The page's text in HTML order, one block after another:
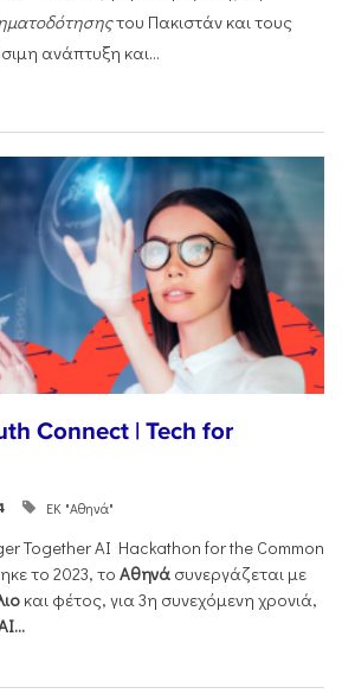
του Πακιστάν και τους
ανάπτυξη και...
Connect | Tech for
ΕΚ "Αθηνά"
Together AI Hackathon for the Common
το 2023, το Αθηνά συνεργάζεται με
και φέτος, για 3η συνεχόμενη χρονιά,